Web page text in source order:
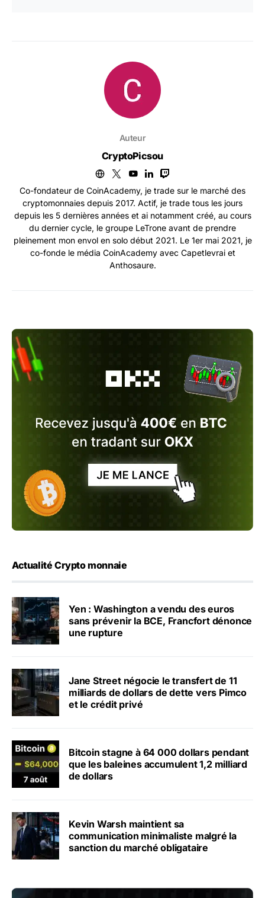
Auteur
CryptoPicsou
Co-fondateur de CoinAcademy, je trade sur le marché des
cryptomonnaies depuis 2017. Actif, je trade tous les jours
depuis les 5 dernières années et ai notamment créé, au cours
du dernier cycle, le groupe LeTrone avant de prendre
pleinement mon envol en solo début 2021. Le 1er mai 2021, je
co-fonde le média CoinAcademy avec Capetlevrai et
Anthosaure.
Actualité Crypto monnaie
Yen : Washington a vendu des euros
sans prévenir la BCE, Francfort dénonce
une rupture
Jane Street négocie le transfert de 11
milliards de dollars de dette vers Pimco
et le crédit privé
Bitcoin stagne à 64 000 dollars pendant
que les baleines accumulent 1,2 milliard
de dollars
Kevin Warsh maintient sa
communication minimaliste malgré la
sanction du marché obligataire